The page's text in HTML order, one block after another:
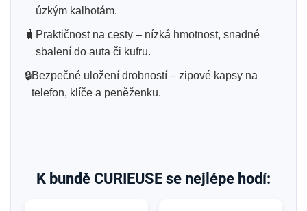
úzkým kalhotám.
🧳 Praktičnost na cesty – nízká hmotnost, snadné
sbalení do auta či kufru.
🔒Bezpečné uložení drobností – zipové kapsy na
telefon, klíče a peněženku.
K bundě CURIEUSE se nejlépe hodí: